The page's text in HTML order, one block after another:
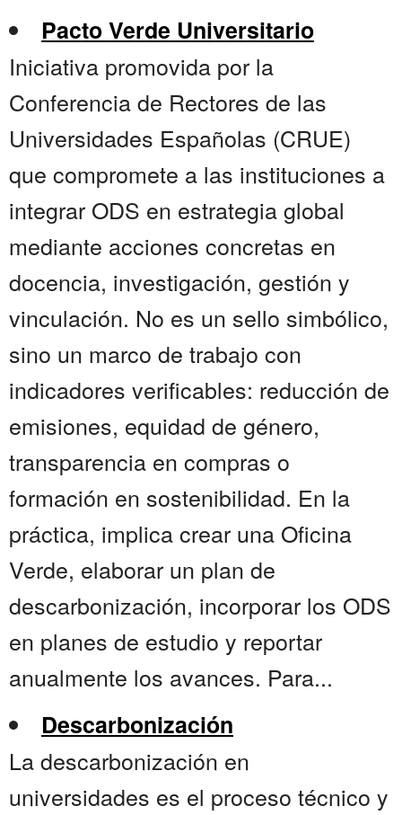
Pacto Verde Universitario
Iniciativa promovida por la
Conferencia de Rectores de las
Universidades Españolas (CRUE)
que compromete a las instituciones a
integrar ODS en estrategia global
mediante acciones concretas en
docencia, investigación, gestión y
vinculación. No es un sello simbólico,
sino un marco de trabajo con
indicadores verificables: reducción de
emisiones, equidad de género,
transparencia en compras o
formación en sostenibilidad. En la
práctica, implica crear una Oficina
Verde, elaborar un plan de
descarbonización, incorporar los ODS
en planes de estudio y reportar
anualmente los avances. Para...
Descarbonización
La descarbonización en
universidades es el proceso técnico y